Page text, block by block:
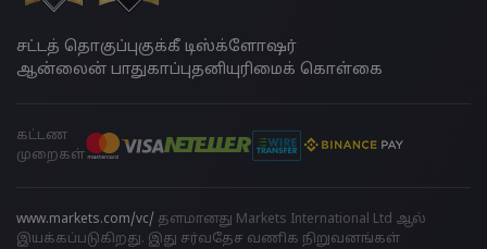
சட்டத் தொகுப்புகுக்கீ டிஸ்க்ளோஷர்
ஆன்லைன் பாதுகாப்புதனியுரிமைக் கொள்கை
கட்டண
முறைகள்
www.markets.com/vc/ தளமானது Markets International Ltd ஆல்
இயக்கப்படுகிறது. இது சர்வதேச வணிக நிறுவனங்கள்